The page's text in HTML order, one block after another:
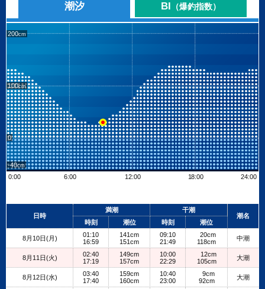
潮汐 BI （爆釣指数）
200
100
0
-40
0:00
6:00 12:00 18:00 24:00
+
日時
満潮
干潮
潮名
時刻
潮位 時刻 潮位
8月10日(月)
01:10
16:59
141cm
151cm
09:10
21:49
20cm
118cm
中潮
8月11日(火)
02:40
17:19
149cm
157cm
10:00
22:29
12cm
105cm
大潮
8月12日(水)
03:40
17:40
159cm
160cm
10:40
23:00
9cm
92cm
大潮